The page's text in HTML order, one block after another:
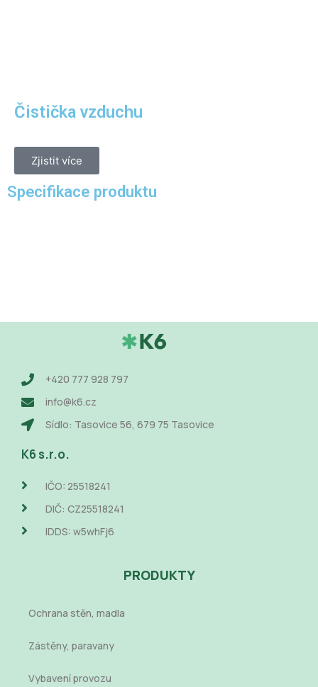
Čistička vzduchu
Zjistit více
Specifikace produktu
+420 777 928 797
info@k6.cz
Sídlo: Tasovice 56, 679 75 Tasovice
K6 s.r.o.
IČO: 25518241
DIČ: CZ25518241
IDDS: w5whFj6
PRODUKTY
Ochrana stěn, madla
Zástěny, paravany
Vybavení provozu